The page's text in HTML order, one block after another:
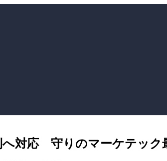
へ対応 守りのマーケテック